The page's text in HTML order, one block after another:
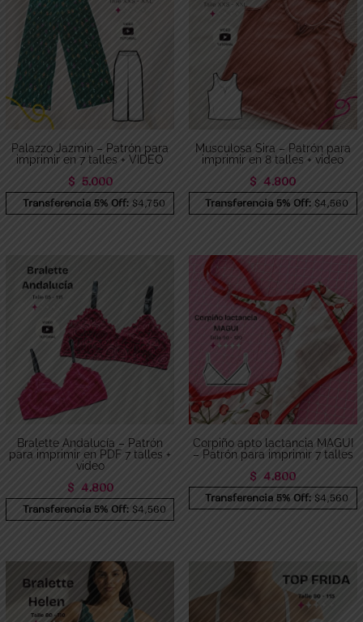
Palazzo Jazmin – Patrón para
imprimir en 7 talles + VIDEO
$ 5.000
Transferencia 5% Off: $4,750
Musculosa Sira – Patrón para
imprimir en 8 talles + video
$ 4.800
Transferencia 5% Off: $4,560
Bralette Andalucía – Patrón
para imprimir en PDF 7 talles +
video
$ 4.800
Transferencia 5% Off: $4,560
Corpiño apto lactancia MAGUI
– Patrón para imprimir 7 talles
$ 4.800
Transferencia 5% Off: $4,560